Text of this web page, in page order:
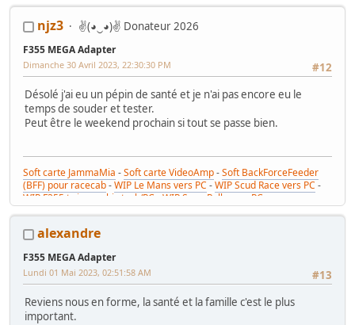
njz3 ✌(◕‿◕)✌ Donateur 2026
F355 MEGA Adapter
#12
Dimanche 30 Avril 2023, 22:30:30 PM
Désolé j'ai eu un pépin de santé et je n'ai pas encore eu le
temps de souder et tester.
Peut être le weekend prochain si tout se passe bien.
Soft carte JammaMia -Soft carte VideoAmp-Soft BackForceFeeder
(BFF) pour racecab-WIP Le Mans vers PC -WIP Scud Race vers PC -
WIP F355 twin combi stack/PC
WIP Sega Rally vers PC
alexandre
F355 MEGA Adapter
#13
Lundi 01 Mai 2023, 02:51:58 AM
Reviens nous en forme, la santé et la famille c'est le plus
important.